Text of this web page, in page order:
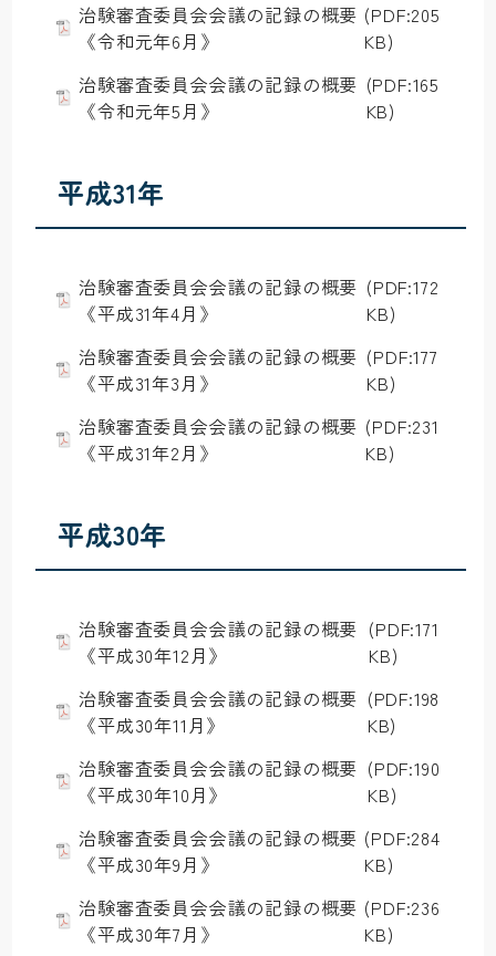
治験審査委員会会議の記録の概要
《令和元年6月》
(PDF:205
KB)
治験審査委員会会議の記録の概要
《令和元年5月》
(PDF:165
KB)
平成31年
治験審査委員会会議の記録の概要
《平成31年4月》
(PDF:172
KB)
治験審査委員会会議の記録の概要
《平成31年3月》
(PDF:177
KB)
治験審査委員会会議の記録の概要
《平成31年2月》
(PDF:231
KB)
平成30年
治験審査委員会会議の記録の概要
《平成30年12月》
(PDF:171
KB)
治験審査委員会会議の記録の概要
《平成30年11月》
(PDF:198
KB)
治験審査委員会会議の記録の概要
《平成30年10月》
(PDF:190
KB)
治験審査委員会会議の記録の概要
《平成30年9月》
(PDF:284
KB)
治験審査委員会会議の記録の概要
《平成30年7月》
(PDF:236
KB)